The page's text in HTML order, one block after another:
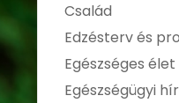
Család
Edzésterv és
Egészséges
Egészségügyi